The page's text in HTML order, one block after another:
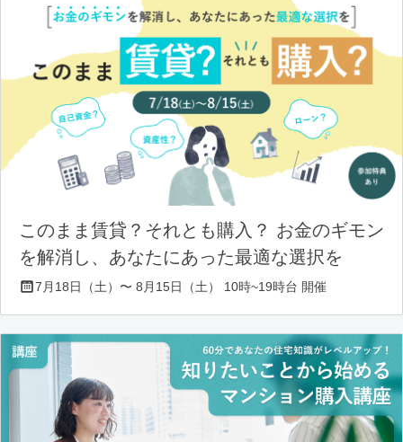
このまま賃貸？それとも購入？ お金のギモン
を解消し、あなたにあった最適な選択を
7月18日（土）〜 8月15日（土） 10時~19時台 開催